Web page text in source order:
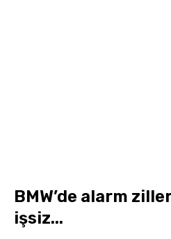
BMW’de alarm
işsiz...